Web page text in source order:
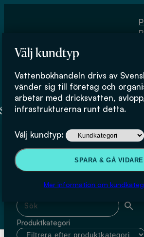
Välj kundtyp
Vattenbokhandeln drivs av
vänder sig till företag och
arbetar med dricksvatten,
infrastrukturerna runt detta.
Välj kundtyp:
SPARA & GÅ VIDARE
Mer information om
Sven-Erik Svensson
Sök & filtrera
Sök med fritext
Produktkategori